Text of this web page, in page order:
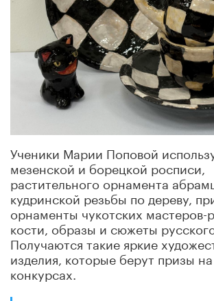
Ученики Марии Поповой
мезенской и борецкой росписи,
растительного орнамента
кудринской резьбы по дереву,
орнаменты чукотских мастеров-
кости, образы и сюжеты
Получаются такие яркие
изделия, которые берут призы
конкурсах.